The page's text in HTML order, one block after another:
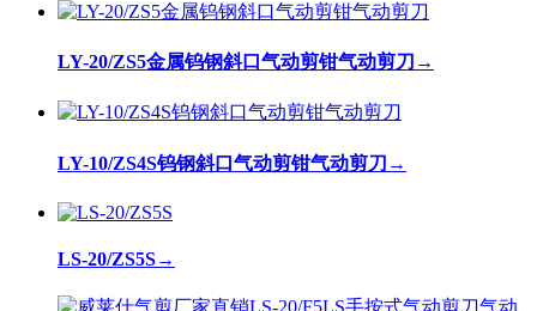
LY-20/ZS5金属钨钢斜口气动剪钳气动剪刀 →
LY-10/ZS4S钨钢斜口气动剪钳气动剪刀 →
LS-20/ZS5S→